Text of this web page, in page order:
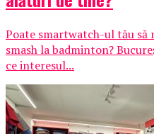
Poate smartwatch-ul tău să
smash la badminton?
ce interesul...